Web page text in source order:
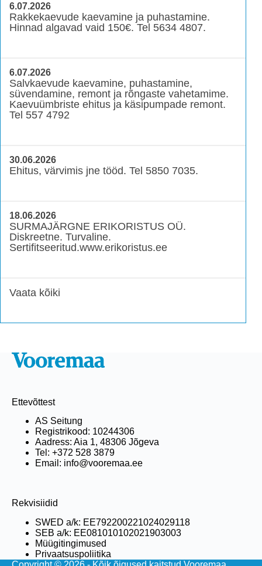
6.07.2026
Rakkekaevude kaevamine ja puhastamine.
Hinnad algavad vaid 150€. Tel 5634 4807.
6.07.2026
Salvkaevude kaevamine, puhastamine,
süvendamine, remont ja rõngaste vahetamime.
Kaevuümbriste ehitus ja käsipumpade remont.
Tel 557 4792
30.06.2026
Ehitus, värvimis jne tööd. Tel 5850 7035.
18.06.2026
SURMAJÄRGNE ERIKORISTUS OÜ.
Diskreetne. Turvaline.
Sertifitseeritud.www.erikoristus.ee
Vaata kõiki
Ettevõttest
AS Seitung
Registrikood: 10244306
Aadress: Aia 1, 48306 Jõgeva
Tel: +372 528 3879
Email: info@vooremaa.ee
Rekvisiidid
SWED a/k: EE792200221024029118
SEB a/k: EE081010102021903003
Müügitingimused
Privaatsuspoliitika